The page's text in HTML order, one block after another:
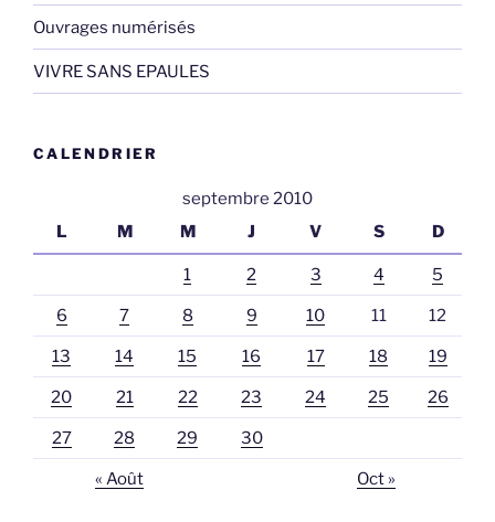
Ouvrages numérisés
VIVRE SANS EPAULES
CALENDRIER
septembre 2010
L
M M J V S D
1 2 3 4 5
6 7 8 9 10 11 12
13 14 15 16 17 18 19
20 21 22 23 24 25 26
27 28 29 30
« Août Oct »